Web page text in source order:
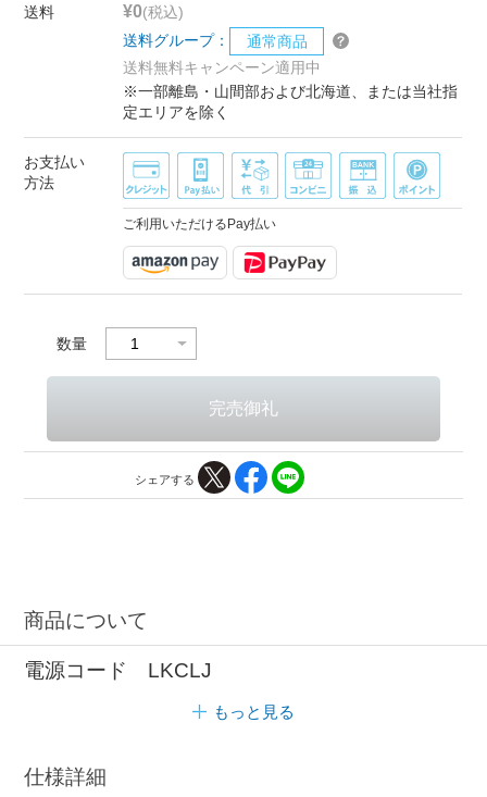
送料 ¥0(税込)
送料グループ：
通常商品
送料無料キャンペーン適用中
※一部離島・山間部および北海道、または当社指
定エリアを除く
お支払い
方法
ご利用いただけるPay払い
数量
シェアする
商品について
電源コード LKCLJ
もっと見る
仕様詳細